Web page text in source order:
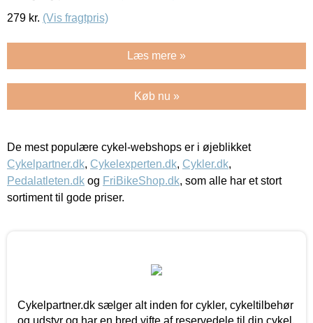
279 kr. (Vis fragtpris)
Læs mere »
Køb nu »
De mest populære cykel-webshops er i øjeblikket
Cykelpartner.dk, Cykelexperten.dk, Cykler.dk,
Pedalatleten.dk og FriBikeShop.dk, som alle har et stort
sortiment til gode priser.
Cykelpartner.dk sælger alt inden for cykler, cykeltilbehør
og udstyr og har en bred vifte af reservedele til din cykel.